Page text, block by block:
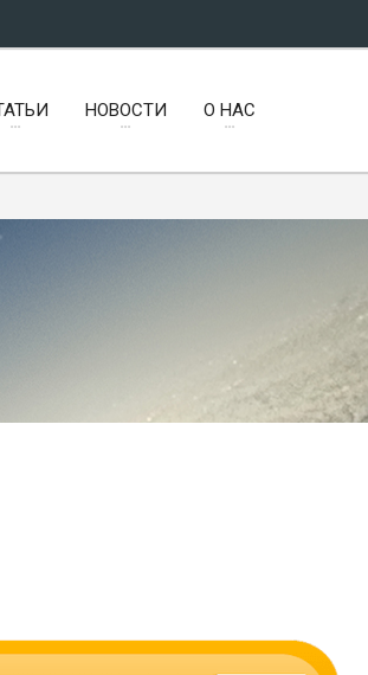
НОВОСТИ О НАС